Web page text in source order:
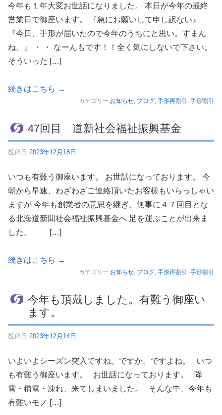
今年も１年大変お世話になりました。 本日が今年の最終
営業日で御座います。 『急にお願いして申し訳ない』
『今日、手形が届いたので今年のうちにと思い。すまん
ね。』 ・ ・ なーんもです！！全く気にしないで下さい。
そういった […]
続きはこちら →
カテゴリー:お知らせ, ブログ, 手形再割引 , 手形割引
47回目 道新社会福祉振興基金
投稿日:2023年12月18日
いつも有難う御座います。 お世話になっております。 今
朝から早速、わざわざご連絡頂いたお客様もいらっしゃい
ますが 今年も創業者の意思を継ぎ、無事に４７回目とな
る北海道新聞社会福祉振興基金へ 足を運ぶことが出来ま
した。 […]
続きはこちら →
カテゴリー:お知らせ, ブログ, 手形再割引 , 手形割引
今年も頂戴しました。有難う御座い
ます。
投稿日:2023年12月14日
いよいよシーズン突入ですね。ですか。ですよね。 いつ
も有難う御座います。 お世話になっております。 降
雪・積雪・凍れ、来てしまいました。 そんな中、今年も
有難いモノ […]